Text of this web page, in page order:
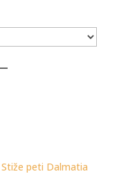
peti Dalmatia